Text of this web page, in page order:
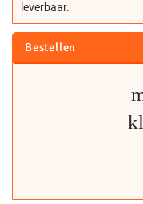
leverbaar.
Bestellen